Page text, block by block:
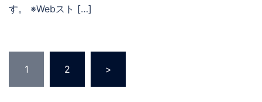
す。 ※Webスト […]
の
1 2 >